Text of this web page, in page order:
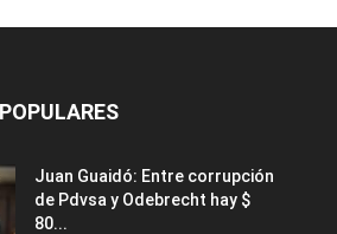
Juan Guaidó: Entre corrupción
de Pdvsa y Odebrecht hay $
80...